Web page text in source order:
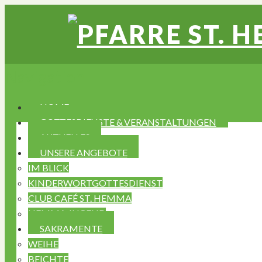
HOME
GOTTESDIENSTE & VERANSTALTUNGEN
AKTUELLES
UNSERE ANGEBOTE
IM BLICK
KINDERWORTGOTTESDIENST
CLUB CAFÉ ST. HEMMA
HEMMA JUGEND
SAKRAMENTE
WEIHE
BEICHTE